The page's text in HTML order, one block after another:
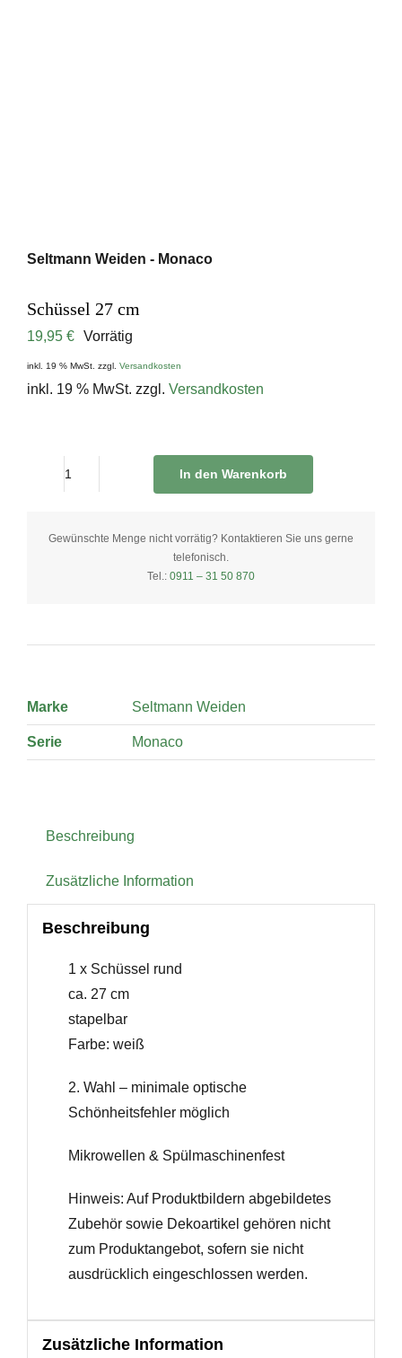
Seltmann Weiden - Monaco
Schüssel 27 cm
19,95 € Vorrätig
inkl. 19 % MwSt. zzgl. Versandkosten
inkl. 19 % MwSt. zzgl. Versandkosten
cm
In den Warenkorb
Gewünschte Menge nicht vorrätig? Kontaktieren Sie uns gerne
telefonisch.
Tel.: 0911 – 31 50 870
Marke Seltmann Weiden
Serie Monaco
Beschreibung
Zusätzliche Information
Beschreibung
1 x Schüssel rund
ca. 27 cm
stapelbar
Farbe: weiß
2. Wahl – minimale optische
Schönheitsfehler möglich
Mikrowellen & Spülmaschinenfest
Hinweis: Auf Produktbildern abgebildetes
Zubehör sowie Dekoartikel gehören nicht
zum Produktangebot, sofern sie nicht
ausdrücklich eingeschlossen werden.
Zusätzliche Information